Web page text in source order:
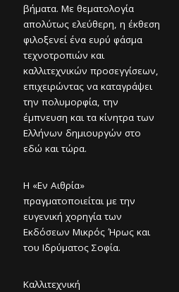
βήματα. Με θεματολογία
απολύτως ελεύθερη, η έκθεση
φιλοξενεί ένα ευρύ φάσμα
τεχνοτροπιών και
καλλιτεχνικών προσεγγίσεων,
επιχειρώντας να καταγράψει
την πολυμορφία, την
έμπνευση και τα κίνητρα των
Ελλήνων δημιουργών στο
εδώ και τώρα.
Η «Εν Αιθρία»
πραγματοποιείται με την
ευγενική χορηγία των
Εκδόσεων Μικρός Ήρως και
του Ιδρύματος Σοφία.
Καλλιτεχνική